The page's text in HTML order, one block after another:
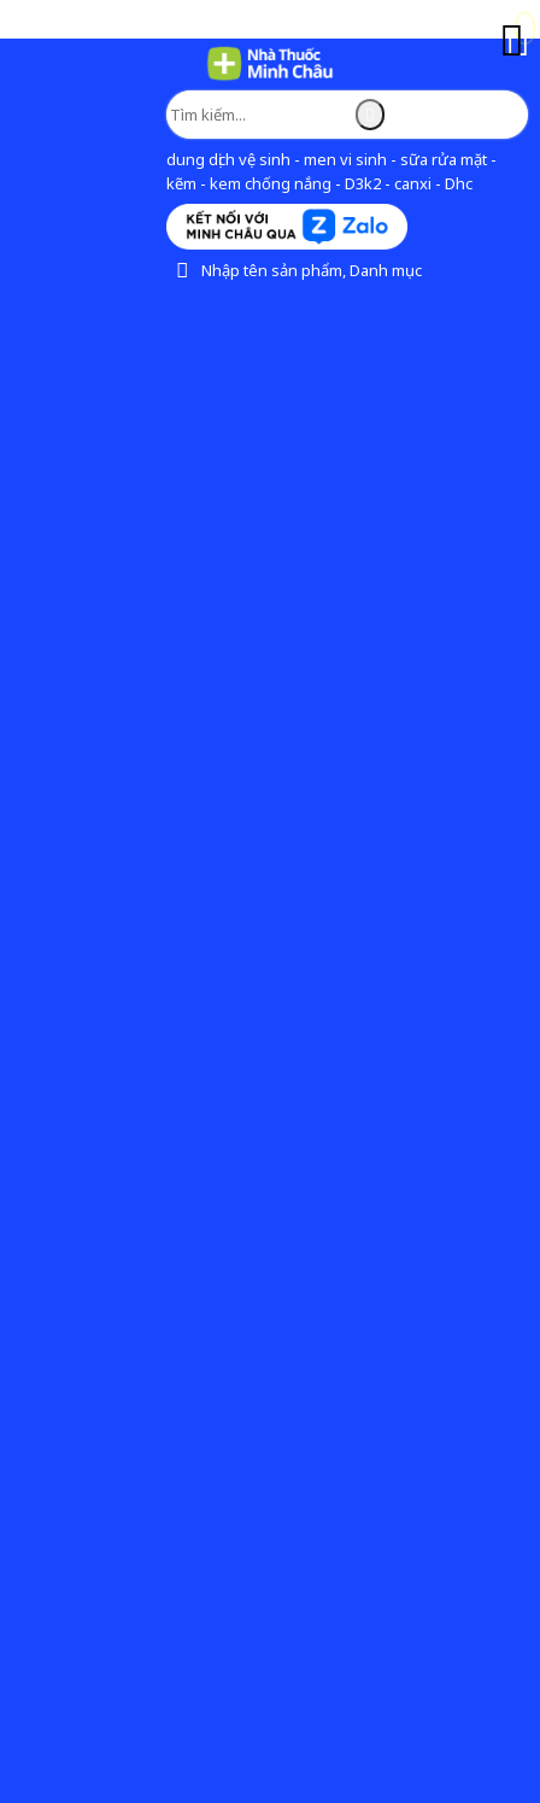
dung dịch vệ sinh - men vi sinh - sữa rửa mặt -
kẽm - kem chống nắng - D3k2 - canxi - Dhc
Nhập tên sản phẩm, Danh mục